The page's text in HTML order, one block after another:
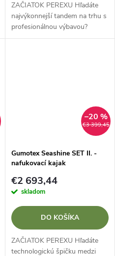
ZAČIATOK PEREXU Hľadáte
najvýkonnejší tandem na trhu s
profesionálnou výbavou?
Zvýhodnený SET II. s kajakom
€3 399,45
–20 %
Gumotex Seashine SET II. -
nafukovací kajak
€2 693,44
skladom
DO KOŠÍKA
ZAČIATOK PEREXU Hľadáte
technologickú špičku medzi